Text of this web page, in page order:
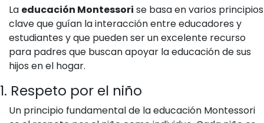
La educación Montessori se basa en varios principios
clave que guían la interacción entre educadores y
estudiantes y que pueden ser un excelente recurso
para padres que buscan apoyar la educación de sus
hijos en el hogar.
1. Respeto por el niño
Un principio fundamental de la educación Montessori